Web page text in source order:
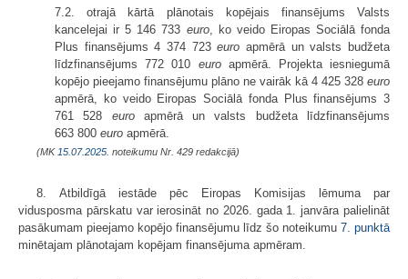
7.2. otrajā kārtā plānotais kopējais finansējums Valsts
kancelejai ir 5 146 733 euro, ko veido Eiropas Sociālā fonda
Plus finansējums 4 374 723euroapmērā un valsts budžeta
līdzfinansējums 772 010 euro apmērā. Projekta iesniegumā
kopējo pieejamo finansējumu plāno ne vairāk kā 4 425 328 euro
apmērā, ko veido Eiropas Sociālā fonda Plus finansējums 3
761 528 euroapmērā un valsts budžeta līdzfinansējums
663 800 euro apmērā.
(MK 15.07.2025. noteikumu Nr. 429 redakcijā)
8. Atbildīgā iestāde pēc Eiropas Komisijas lēmuma par
vidusposma pārskatu var ierosināt no 2026. gada 1. janvāra palielināt
pasākumam pieejamo kopējo finansējumu līdz šo noteikumu 7. punktā
minētajam plānotajam kopējam finansējuma apmēram.